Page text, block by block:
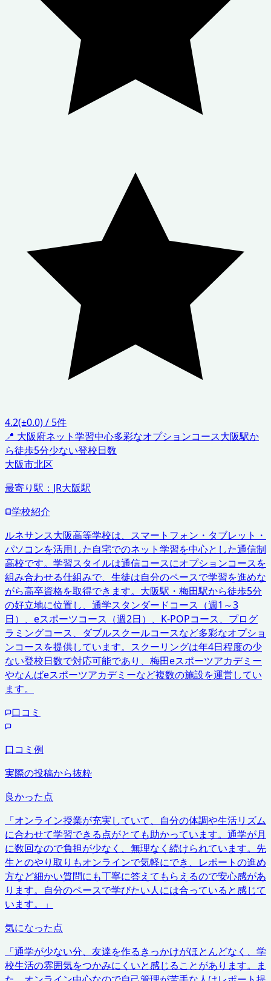
4.2(±0.0)/ 5件
📍 大阪府ネット学習中心多彩なオプションコース大阪駅か
ら徒歩5分少ない登校日数
大阪市北区
最寄り駅： JR大阪駅
学校紹介
ルネサンス大阪高等学校は、スマートフォン・タブレット・
パソコンを活用した自宅でのネット学習を中心とした通信制
高校です。学習スタイルは通信コースにオプションコースを
組み合わせる仕組みで、生徒は自分のペースで学習を進めな
がら高卒資格を取得できます。大阪駅・梅田駅から徒歩5分
の好立地に位置し、通学スタンダードコース（週1～3
日）、eスポーツコース（週2日）、K-POPコース、プログ
ラミングコース、ダブルスクールコースなど多彩なオプショ
ンコースを提供しています。スクーリングは年4日程度の少
ない登校日数で対応可能であり、梅田eスポーツアカデミー
やなんばeスポーツアカデミーなど複数の施設を運営してい
ます。
口コミ
口コミ例
実際の投稿から抜粋
良かった点
「オンライン授業が充実していて、自分の体調や生活リズム
に合わせて学習できる点がとても助かっています。通学が月
に数回なので負担が少なく、無理なく続けられています。先
生とのやり取りもオンラインで気軽にでき、レポートの進め
方など細かい質問にも丁寧に答えてもらえるので安心感があ
ります。自分のペースで学びたい人には合っていると感じて
います。 」
気になった点
「通学が少ない分、友達を作るきっかけがほとんどなく、学
校生活の雰囲気をつかみにくいと感じることがあります。ま